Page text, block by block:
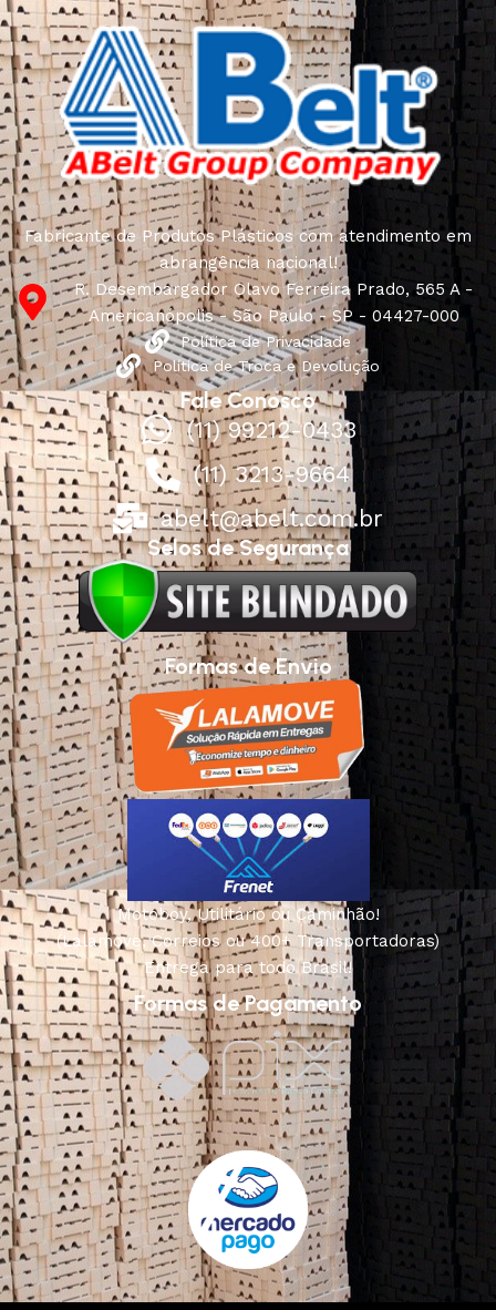
Fabricante de Produtos Plásticos com atendimento em
abrangência nacional!
R. Desembargador Olavo Ferreira Prado, 565 A -
Americanópolis - São Paulo - SP - 04427-000
Política de Privacidade
Política de Troca e Devolução
Fale Conosco
(11) 99212-0433
(11) 3213-9664
abelt@abelt.com.br
Selos de Segurança
Formas de Envio
Motoboy, Utilitário ou Caminhão!
(Lalamove, Correios ou 400+ Transportadoras)
Entrega para todo Brasil!
Formas de Pagamento